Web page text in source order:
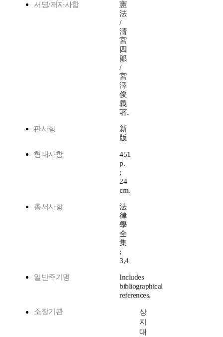
서명/저자사항
憲
法
/
淸
宮
四
郞
/
宮
澤
俊
義
著.
판사항
新
版
형태사항
451
p.
;
24
cm.
총서사항
法
律
學
全
集
;
3,4
일반주기명
Includes
bibliographical
references.
소장기관
상
지
대